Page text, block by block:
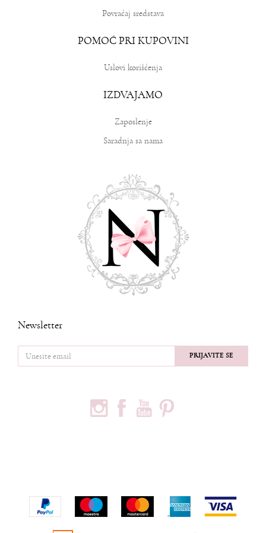
Povraćaj sredstava
POMOĆ PRI KUPOVINI
Uslovi korišćenja
IZDVAJAMO
Zaposlenje
Saradnja sa nama
Newsletter
PRIJAVITE SE
office@ninia.rs